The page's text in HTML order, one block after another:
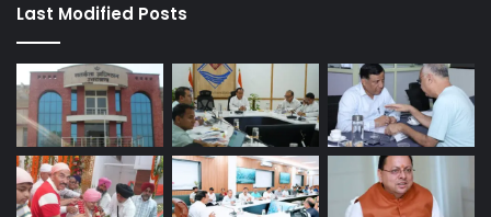
Last Modified Posts